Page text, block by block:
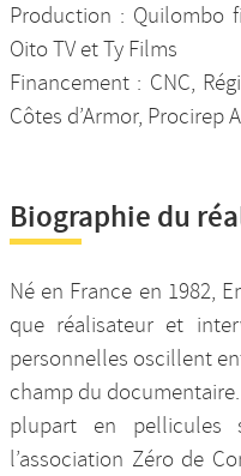
Production : Quilombo
Oito TV et Ty Films
Financement : CNC,
Côtes d’Armor, Procirep
Biographie du
Né en France en 1982,
que réalisateur et
personnelles oscillent
champ du
plupart en
l’association Zéro de